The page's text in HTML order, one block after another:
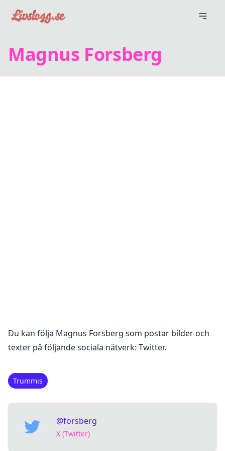
Magnus Forsberg
Du kan följa Magnus Forsberg som postar bilder och
texter på följande sociala nätverk: Twitter.
Trummis
@forsberg
X (Twitter)